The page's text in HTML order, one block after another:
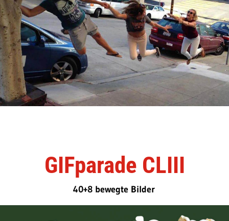
GIFparade CLIII
40+8 bewegte Bilder